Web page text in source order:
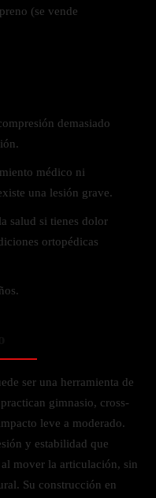
(se vende
demasiado
médico ni
una lesión grave.
salud si tienes dolor
ortopédicas
ser una herramienta de
gimnasio, cross-
leve a moderado.
y estabilidad que
mover la articulación, sin
Su construcción en